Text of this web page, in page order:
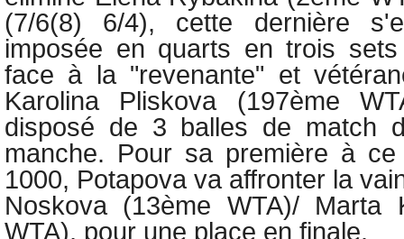
(7/6(8) 6/4), cette dernière
imposée en quarts en trois
face à la "revenante" et
Karolina Pliskova (197ème
disposé de 3 balles de match
manche. Pour sa première à
1000, Potapova va affronter la
Noskova (13ème WTA)/ Marta
WTA), pour une place en finale.